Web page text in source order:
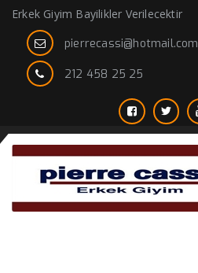
Erkek Giyim Bayilikler Verilecektir
pierrecassi@hotmail.com
212 458 25 25